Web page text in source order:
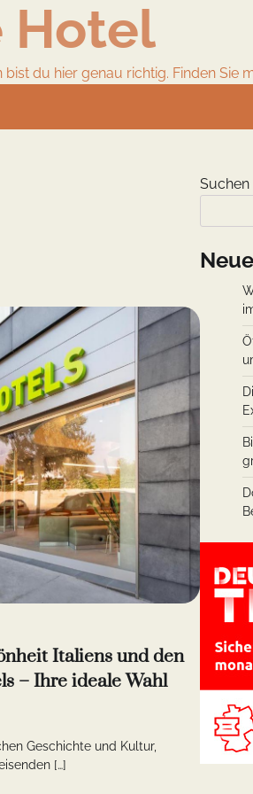
Hotel
du hier genau richtig. Finden Sie
Italiens und den
– Ihre ideale Wahl
Geschichte und Kultur,
[…]
Suchen